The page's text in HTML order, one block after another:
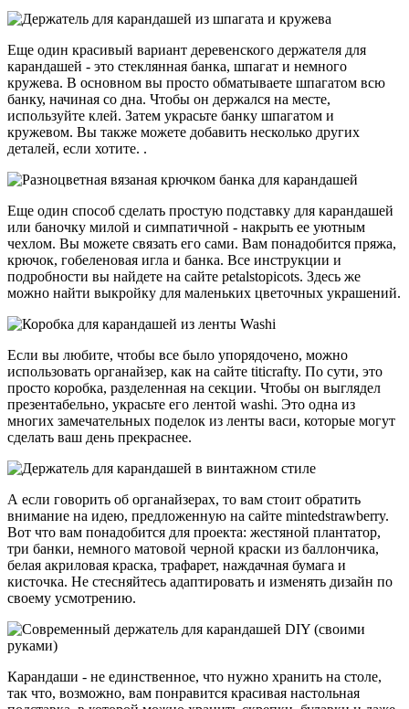
Еще один красивый вариант деревенского держателя для
карандашей - это стеклянная банка, шпагат и немного
кружева. В основном вы просто обматываете шпагатом всю
банку, начиная со дна. Чтобы он держался на месте,
используйте клей. Затем украсьте банку шпагатом и
кружевом. Вы также можете добавить несколько других
деталей, если хотите. .
Еще один способ сделать простую подставку для карандашей
или баночку милой и симпатичной - накрыть ее уютным
чехлом. Вы можете связать его сами. Вам понадобится пряжа,
крючок, гобеленовая игла и банка. Все инструкции и
подробности вы найдете на сайте petalstopicots. Здесь же
можно найти выкройку для маленьких цветочных украшений.
Если вы любите, чтобы все было упорядочено, можно
использовать органайзер, как на сайте titicrafty. По сути, это
просто коробка, разделенная на секции. Чтобы он выглядел
презентабельно, украсьте его лентой washi. Это одна из
многих замечательных поделок из ленты васи, которые могут
сделать ваш день прекраснее.
А если говорить об органайзерах, то вам стоит обратить
внимание на идею, предложенную на сайте mintedstrawberry.
Вот что вам понадобится для проекта: жестяной плантатор,
три банки, немного матовой черной краски из баллончика,
белая акриловая краска, трафарет, наждачная бумага и
кисточка. Не стесняйтесь адаптировать и изменять дизайн по
своему усмотрению.
Карандаши - не единственное, что нужно хранить на столе,
так что, возможно, вам понравится красивая настольная